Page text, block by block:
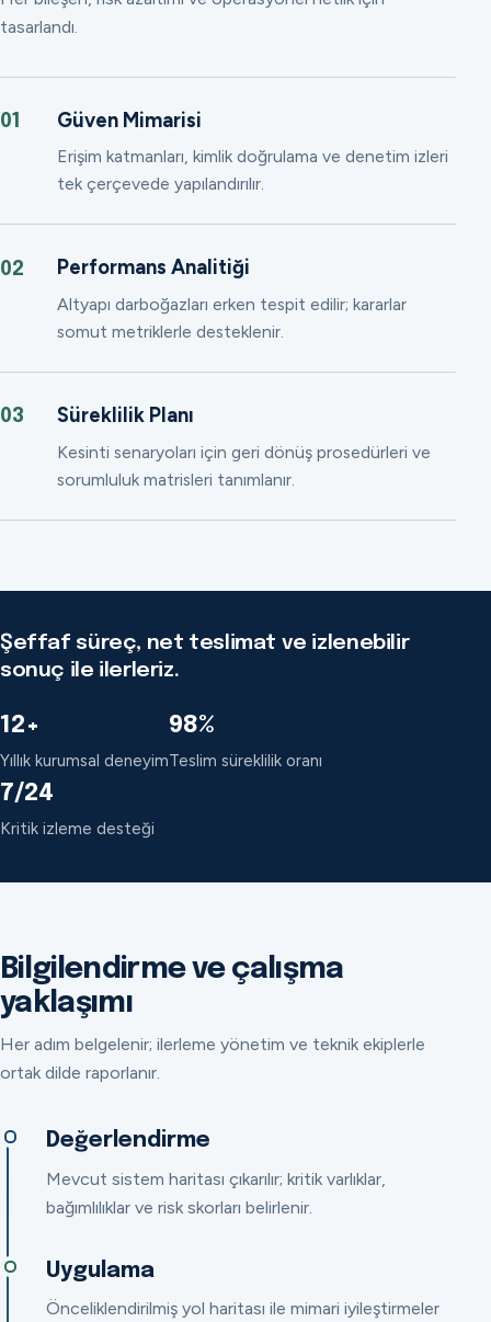
tasarlandı.
01 Güven Mimarisi
Erişim katmanları, kimlik doğrulama ve denetim izleri
tek çerçevede yapılandırılır.
02 Performans Analitiği
Altyapı darboğazları erken tespit edilir; kararlar
somut metriklerle desteklenir.
03 Süreklilik Planı
Kesinti senaryoları için geri dönüş prosedürleri ve
sorumluluk matrisleri tanımlanır.
Şeffaf süreç, net teslimat ve izlenebilir
sonuç ile ilerleriz.
12+
Yıllık kurumsal deneyim
98%
Teslim süreklilik oranı
7/24
Kritik izleme desteği
Bilgilendirme ve çalışma
yaklaşımı
Her adım belgelenir; ilerleme yönetim ve teknik ekiplerle
ortak dilde raporlanır.
Değerlendirme
Mevcut sistem haritası çıkarılır; kritik varlıklar,
bağımlılıklar ve risk skorları belirlenir.
Uygulama
Önceliklendirilmiş yol haritası ile mimari iyileştirmeler